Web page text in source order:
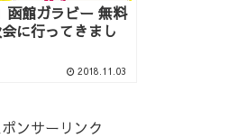
函館ガラビー 無料
に行ってきまし
2018.11.03
ンサーリンク